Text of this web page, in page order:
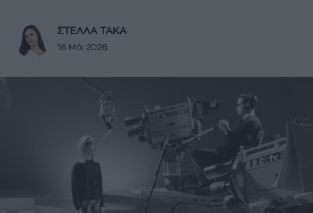
ΣΤΕΛΛΑ ΤΑΚΑ
16 Μάι 2026